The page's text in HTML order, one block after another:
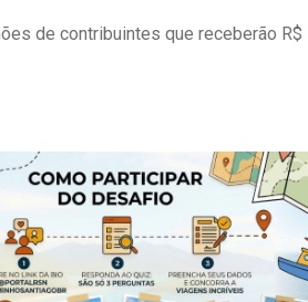
de contribuintes que receberão